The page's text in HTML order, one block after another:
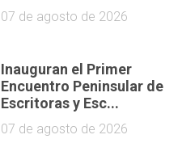
07 de agosto de 2026
Inauguran el Primer
Encuentro Peninsular de
Escritoras y Esc...
07 de agosto de 2026